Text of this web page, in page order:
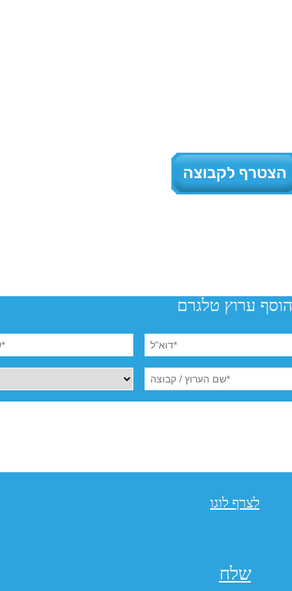
הוסף ערוץ טלגרם
לצרף לוגו
שלח